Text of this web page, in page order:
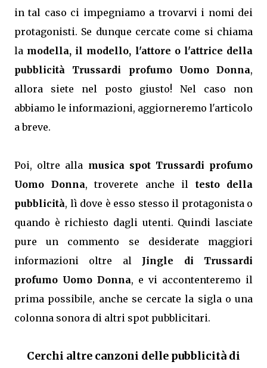
in tal caso ci impegniamo a trovarvi i nomi dei
protagonisti. Se dunque cercate come si chiama
la modella, il modello, l'attore o l'attrice della
pubblicità Trussardi profumo Uomo Donna,
allora siete nel posto giusto! Nel caso non
abbiamo le informazioni, aggiorneremo l'articolo
a breve.
Poi, oltre alla musica spot Trussardi profumo
Uomo Donna, troverete anche il testo della
pubblicità, lì dove è esso stesso il protagonista o
quando è richiesto dagli utenti. Quindi lasciate
pure un commento se desiderate maggiori
informazioni oltre al Jingle di Trussardi
profumo Uomo Donna, e vi accontenteremo il
prima possibile, anche se cercate la sigla o una
colonna sonora di altri spot pubblicitari.
Cerchi altre canzoni delle pubblicità di